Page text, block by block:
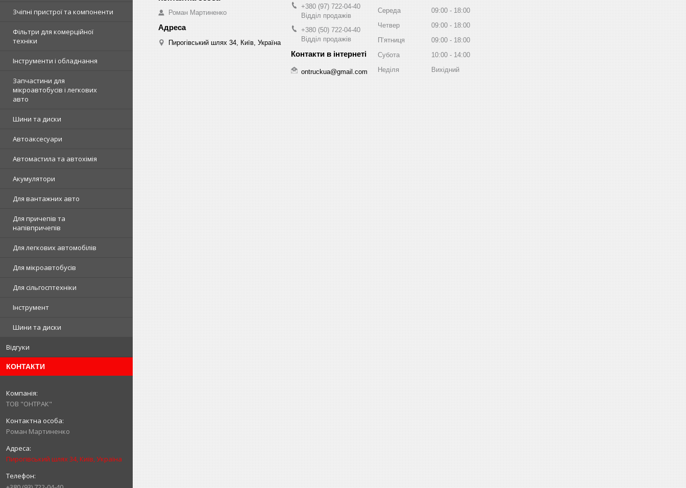
Зчіпні пристрої та компоненти
Фільтри для комерційної
техніки
Інструменти і обладнання
Запчастини для
мікроавтобусів і легкових
авто
Шини та диски
Автоаксесуари
Автомастила та автохімія
Акумулятори
Для вантажних авто
Для причепів та
напівпричепів
Для легкових автомобілів
Для мікроавтобусів
Для сільгосптехніки
Інструмент
Шини та диски
Відгуки
КОНТАКТИ
ТОВ "ОНТРАК"
Роман Мартиненко
Пирогівський шлях 34, Київ, Україна
Роман Мартиненко
Пирогівський шлях 34, Київ, Україна
+380 (97) 722-04-40
Відділ продажів
+380 (50) 722-04-40
Відділ продажів
ontruckua@gmail.com
Середа
09:00
18:00
Четвер
09:00
18:00
Пʼятниця
09:00
18:00
Субота
10:00
14:00
Неділя
Вихідний